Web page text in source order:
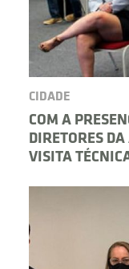
CIDADE
COM A
DIRETORES
VISITA